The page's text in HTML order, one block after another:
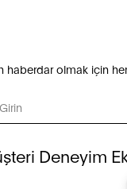
haberdar olmak için
Deneyim